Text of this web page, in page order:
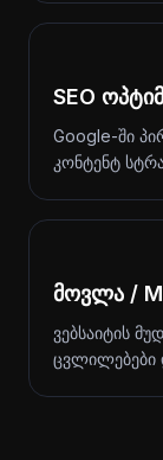
SEO
Google-ში
კონტენტ
მოვლა /
ვებსაიტის
ცვლილებები